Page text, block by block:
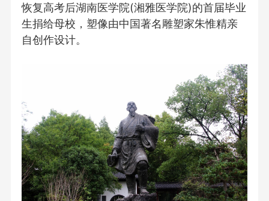
恢复高考后湖南医学院(湘雅医学院)的首届毕业
生捐给母校，塑像由中国著名雕塑家朱惟精亲
自创作设计。